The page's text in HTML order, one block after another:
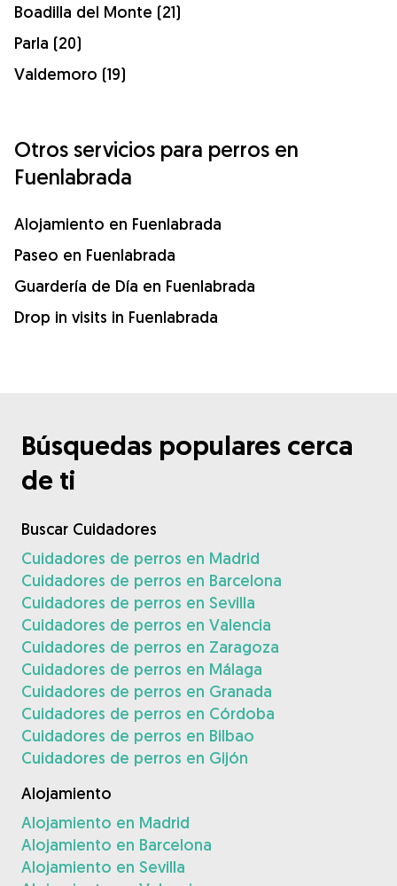
Boadilla del Monte (21)
Parla (20)
Valdemoro (19)
Otros servicios para perros en
Fuenlabrada
Alojamiento en Fuenlabrada
Paseo en Fuenlabrada
Guardería de Día en Fuenlabrada
Drop in visits in Fuenlabrada
Búsquedas populares cerca
de ti
Buscar Cuidadores
Cuidadores de perros en Madrid
Cuidadores de perros en Barcelona
Cuidadores de perros en Sevilla
Cuidadores de perros en Valencia
Cuidadores de perros en Zaragoza
Cuidadores de perros en Málaga
Cuidadores de perros en Granada
Cuidadores de perros en Córdoba
Cuidadores de perros en Bilbao
Cuidadores de perros en Gijón
Alojamiento
Alojamiento en Madrid
Alojamiento en Barcelona
Alojamiento en Sevilla